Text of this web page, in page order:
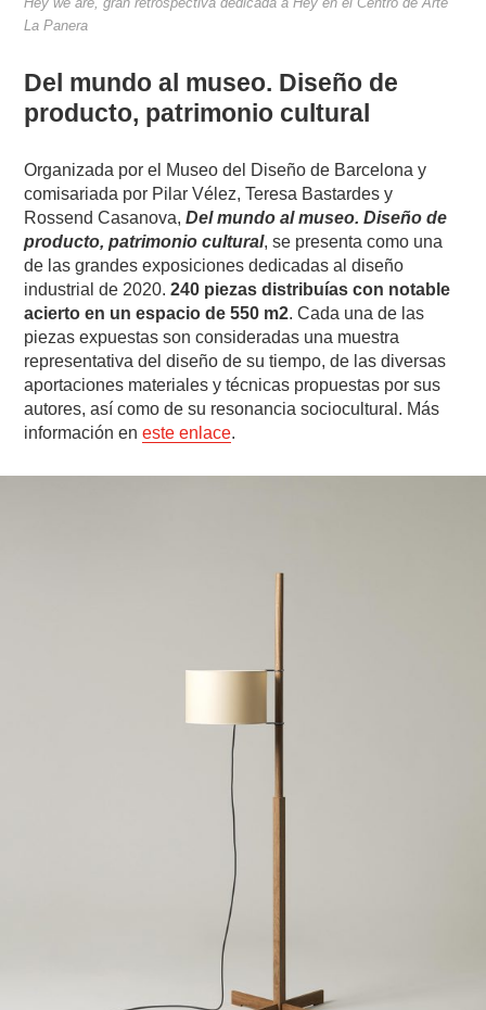
La Panera
Del mundo al museo. Diseño de
producto, patrimonio cultural
Organizada por el Museo del Diseño de Barcelona y
comisariada por Pilar Vélez, Teresa Bastardes y
Rossend Casanova,Del mundo al museo. Diseño de
producto, patrimonio cultural, se presenta como una
de las grandes exposiciones dedicadas al diseño
industrial de 2020.240 piezas distribuías con notable
acierto en un espacio de 550 m2. Cada una de las
piezas expuestas son consideradas una muestra
representativa del diseño de su tiempo, de las diversas
aportaciones materiales y técnicas propuestas por sus
autores, así como de su resonancia sociocultural. Más
información eneste enlace.